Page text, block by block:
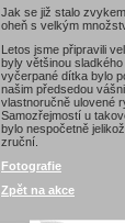
Jak se již stalo
oheň s velkým
Letos jsme připravili
byly většinou
vyčerpané dítka bylo
našim předsedou
vlastnoručně ulovené
Samozřejmostí u
bylo nespočetně
zruční.
Fotografie
Zpět na akce